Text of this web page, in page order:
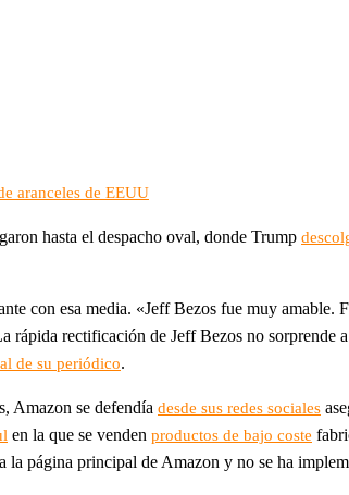
aranceles de EEUU
hasta el despacho oval, donde Trump
con esa media. «Jeff Bezos fue muy
rápida rectificación de Jeff Bezos no sorprende
de su periódico.
Amazon se defendía desde sus redes sociales
en la que se venden productos de bajo coste
la página principal de Amazon y no se ha